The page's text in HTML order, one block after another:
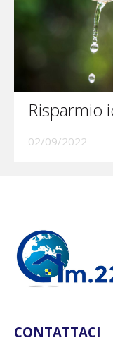
Risparmio
02/09/2022
CONTATTACI